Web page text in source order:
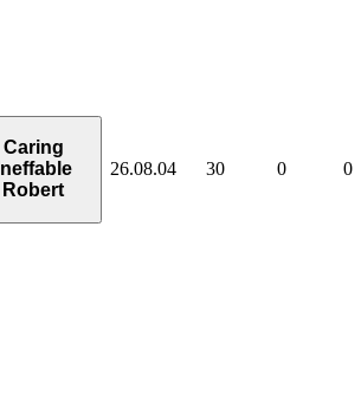
Caring
Ineffable
Robert
26.08.04 30 0 0